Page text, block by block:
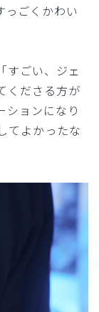
っごくかわい
すごい、ジェ
くださる方が
ションになり
てよかったな